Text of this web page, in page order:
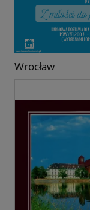
Wrocław